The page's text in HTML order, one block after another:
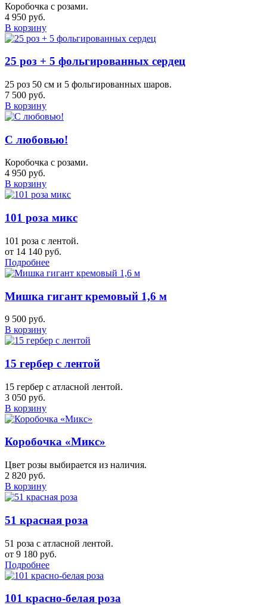
Коробочка с розами.
4 950 руб.
В корзину
25 роз + 5 фольгированных сердец
25 роз 50 см и 5 фольгированных шаров.
7 500 руб.
В корзину
С любовью!
Коробочка с розами.
4 950 руб.
В корзину
101 роза микс
101 роза с лентой.
от 14 140 руб.
Подробнее
Мишка гигант кремовый 1,6 м
9 500 руб.
В корзину
15 гербер с лентой
15 гербер с атласной лентой.
3 050 руб.
В корзину
Коробочка «Микс»
Цвет розы выбирается из наличия.
2 820 руб.
В корзину
51 красная роза
51 роза с атласной лентой.
от 9 180 руб.
Подробнее
101 красно-белая роза